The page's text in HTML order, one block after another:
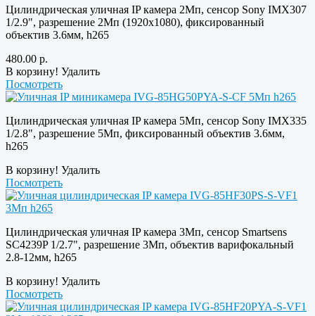
Цилиндрическая уличная IP камера 2Мп, сенсор Sony IMX307
1/2.9", разрешение 2Мп (1920х1080), фиксированный
объектив 3.6мм, h265
480.00 р.
В корзину! Удалить
Посмотреть
Цилиндрическая уличная IP камера 5Мп, сенсор Sony IMX335
1/2.8", разрешение 5Мп, фиксированный объектив 3.6мм,
h265
В корзину! Удалить
Посмотреть
Цилиндрическая уличная IP камера 3Мп, сенсор Smartsens
SC4239P 1/2.7", разрешение 3Мп, объектив варифокальный
2.8-12мм, h265
В корзину! Удалить
Посмотреть